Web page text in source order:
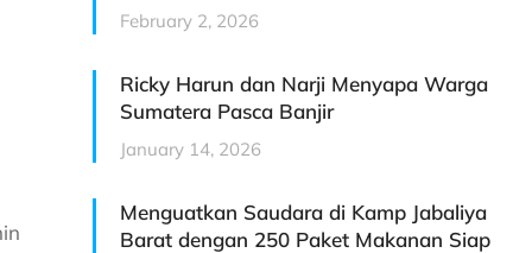
February 2, 2026
Ricky Harun dan Narji Menyapa Warga
Sumatera Pasca Banjir
January 14, 2026
Menguatkan Saudara di Kamp Jabaliya
Barat dengan 250 Paket Makanan Siap